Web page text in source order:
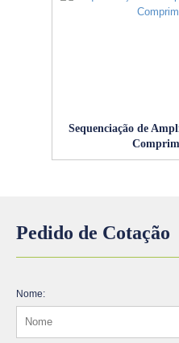
Sequenciação de
Pedido de Cotação
Nome: